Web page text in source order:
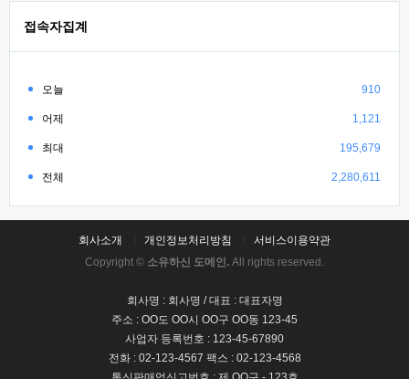
접속자집계
오늘 910
어제 1,121
최대 195,679
전체 2,280,611
회사소개 개인정보처리방침
서비스이용약관
Copyright © 소유하신 도메인. All rights reserved.
회사명 : 회사명 / 대표 : 대표자명
주소 : OO도 OO시 OO구 OO동 123-45
사업자 등록번호 : 123-45-67890
전화 : 02-123-4567 팩스 : 02-123-4568